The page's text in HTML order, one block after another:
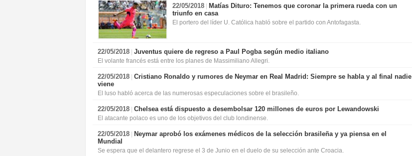
22/05/2018
Matías Dituro: Tenemos que coronar la primera rueda con un
triunfo en casa
El portero del líder U. Católica habló sobre el partido con Antofagasta.
22/05/2018 Juventus quiere de regreso a Paul Pogba según medio italiano
El volante francés está entre los planes de Massimiliano Allegri.
22/05/2018 Cristiano Ronaldo y rumores de Neymar en Real Madrid: Siempre se habla y al final nadie
viene
El luso habló acerca de las numerosas especulaciones sobre el brasileño.
22/05/2018 Chelsea está dispuesto a desembolsar 120 millones de euros por Lewandowski
El atacante polaco es uno de los objetivos del club londinense.
22/05/2018
Neymar aprobó los exámenes médicos de la selección brasileña y ya piensa en el
Mundial
Se espera que el delantero regrese el 3 de Junio en el duelo de su selección ante Croacia.